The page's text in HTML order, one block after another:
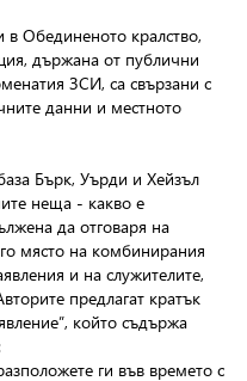
в Обединеното кралство,
държана от публични
ЗСИ, са свързани с
данни и местното
Бърк, Уърди и Хейзъл
неща - какво е
да отговаря на
място на комбинирания
и на служителите,
предлагат кратък
който съдържа
ги във времето с